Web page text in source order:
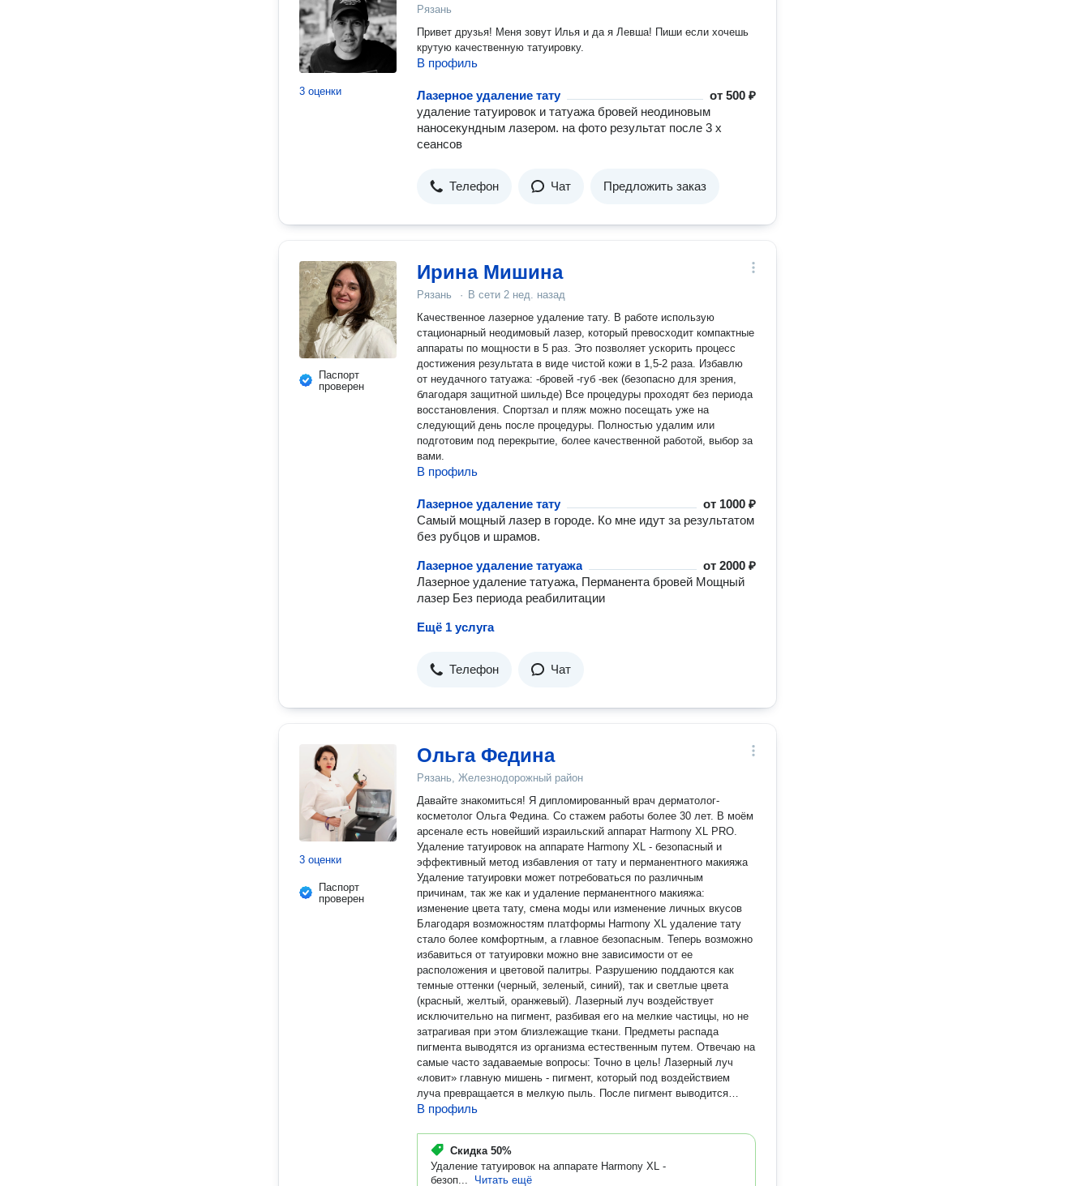
3 оценки
Рязань
Привет друзья! Меня зовут Илья и да я Левша! Пиши если хочешь
крутую качественную татуировку.
В профиль
Лазерное удаление тату от500 ₽
удаление татуировок и татуажа бровей неодиновым
наносекундным лазером. на фото результат после 3 х
сеансов
Телефон Чат Предложить заказ
Паспорт
проверен
Ирина Мишина
Рязань · В сети 2 нед. назад
Качественное лазерное удаление тату. В работе использую
стационарный неодимовый лазер, который превосходит компактные
аппараты по мощности в 5 раз. Это позволяет ускорить процесс
достижения результата в виде чистой кожи в 1,5-2 раза. Избавлю
от неудачного татуажа: -бровей -губ -век (безопасно для зрения,
благодаря защитной шильде) Все процедуры проходят без периода
восстановления. Спортзал и пляж можно посещать уже на
следующий день после процедуры. Полностью удалим или
подготовим под перекрытие, более качественной работой, выбор за
вами.
В профиль
Лазерное удаление тату от 1000 ₽
Самый мощный лазер в городе. Ко мне идут за результатом
без рубцов и шрамов.
Лазерное удаление татуажа от2000 ₽
Лазерное удаление татуажа, Перманента бровей Мощный
лазер Без периода реабилитации
Ещё 1 услуга
Телефон Чат
3 оценки
Паспорт
проверен
Ольга Федина
Рязань, Железнодорожный район
Давайте знакомиться! Я дипломированный врач дерматолог-
косметолог Ольга Федина. Со стажем работы более 30 лет. В моём
арсенале есть новейший израильский аппарат Harmony XL PRO.
Удаление татуировок на аппарате Harmony XL - безопасный и
эффективный метод избавления от тату и перманентного макияжа
Удаление татуировки может потребоваться по различным
причинам, так же как и удаление перманентного макияжа:
изменение цвета тату, смена моды или изменение личных вкусов
Благодаря возможностям платформы Harmony XL удаление тату
стало более комфортным, а главное безопасным. Теперь возможно
избавиться от татуировки можно вне зависимости от ее
расположения и цветовой палитры. Разрушению поддаются как
темные оттенки (черный, зеленый, синий), так и светлые цвета
(красный, желтый, оранжевый). Лазерный луч воздействует
исключительно на пигмент, разбивая его на мелкие частицы, но не
затрагивая при этом близлежащие ткани. Предметы распада
пигмента выводятся из организма естественным путем. Отвечаю на
самые часто задаваемые вопросы: Точно в цель! Лазерный луч
«ловит» главную мишень - пигмент, который под воздействием
луча превращается в мелкую пыль. После пигмент выводится
естественным путем через лимфу. Без «улик»! Удаление татуажа
давности ношения татуажа). Точное количество сеансов
определяется на консультации. Безопасно! Уникальная манипула
В профиль
Скидка 50%
Удаление татуировок на аппарате Harmony XL -
безоп...
Читать ещё